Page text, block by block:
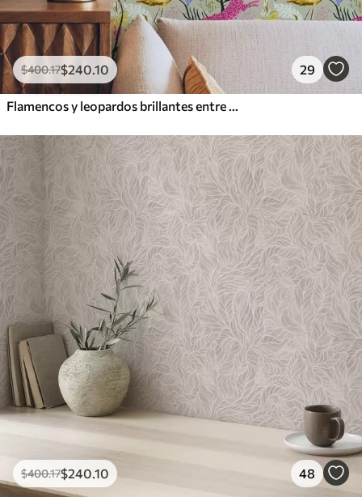
$400.17$240.10 29
Flamencos y leopardos brillantes entre plantas tropicales
$400.17$240.10 48